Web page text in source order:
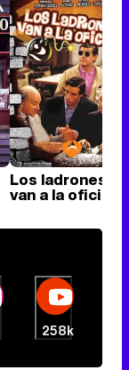
Los ladrones
van a la oficina
258k